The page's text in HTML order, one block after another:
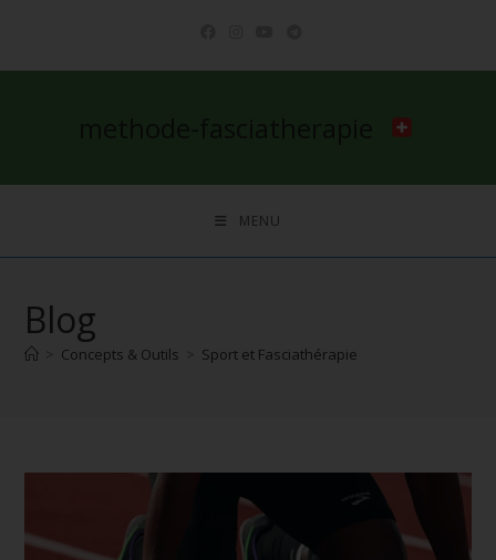
MENU
Blog
> Concepts & Outils > Sport et Fasciathérapie